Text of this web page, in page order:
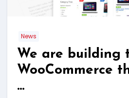
News
We are building
WooCommerce
…